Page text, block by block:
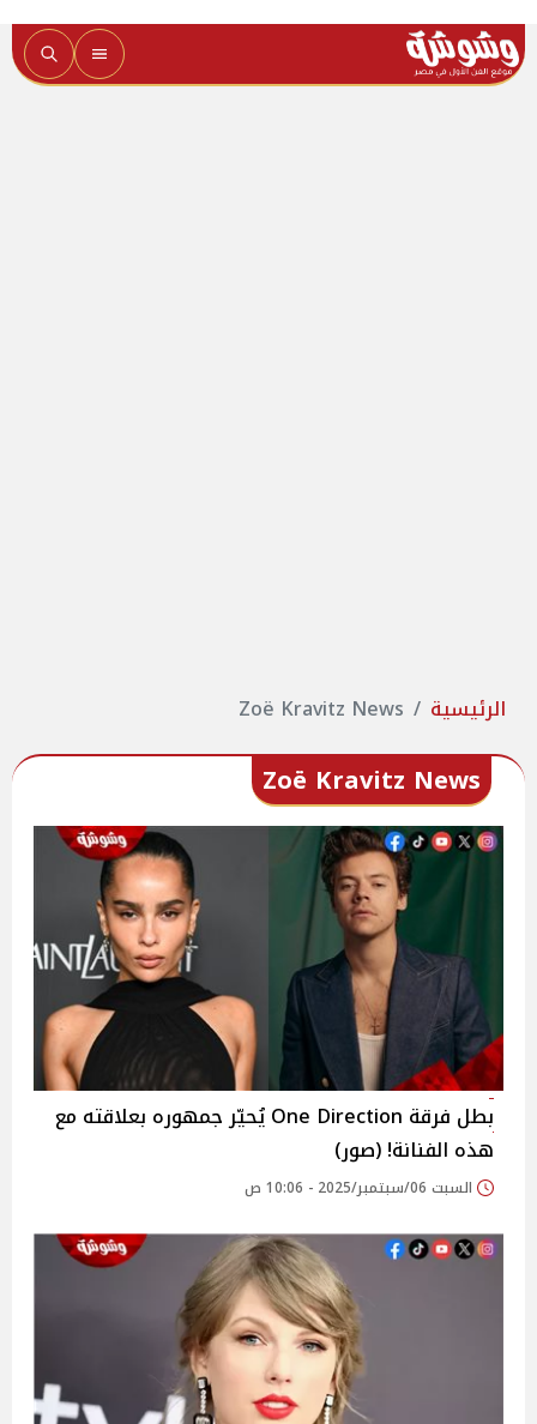
الرئيسية Zoë Kravitz News
Zoë Kravitz News
بطل فرقة One Direction يُحيّر جمهوره بعلاقته مع
هذه الفنانة! (صور)
السبت 06/سبتمبر/2025 - 10:06 ص